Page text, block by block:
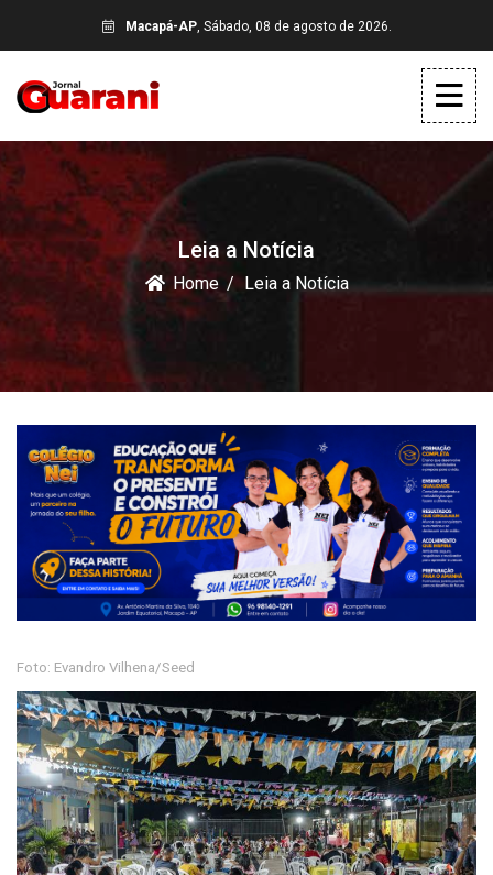
Macapá-AP, Sábado, 08 de agosto de 2026.
Leia a Notícia
Home Leia a Notícia
Foto: Evandro Vilhena/Seed